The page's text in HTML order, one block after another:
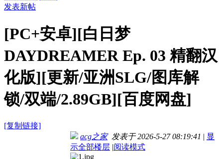
发表新帖
[PC+安卓][白日梦
DAYDREAMER Ep. 03 精翻汉
化版][更新/亚洲SLG/图库解
锁/双端/2.89GB][百度网盘]
[复制链接]
acg之家发表于 2026-5-27 08:19:41 | 显
示全部楼层 |阅读模式